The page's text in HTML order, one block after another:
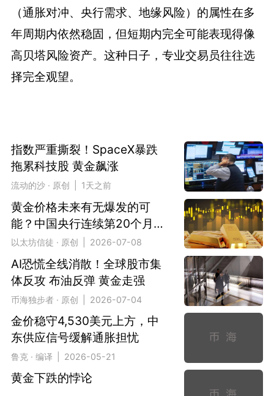
（通胀对冲、央行需求、地缘风险）的属性在多
年周期内依然稳固，但短期内完全可能表现得像
高贝塔风险资产。这种日子，专业交易员往往选
择完全观望。
指数严重撕裂！SpaceX暴跌
拖累科技股 黄金飙涨
流动的沙 · 原创 | 1天之前
黄金价格未来有无爆发的可
能？中国央行连续第20个月增
持是支撑
以太坊信徒 · 原创 | 2026-07-08
AI恐慌全线消散！全球股市集
体反攻 布油反弹 黄金走强
币海独步者 · 原创 | 2026-07-04
金价稳守4,530美元上方，中
东供应信号缓解通胀担忧
鲁克 · 编译 | 2026-05-21
黄金下跌的悖论